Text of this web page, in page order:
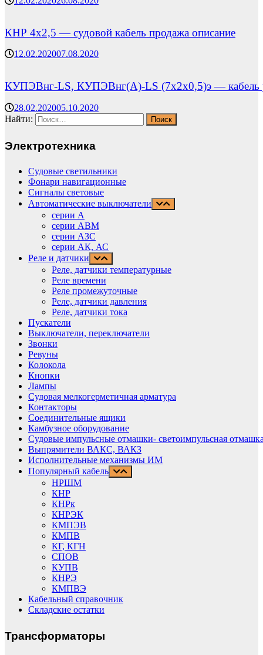
КНР 4х2,5 — судовой кабель продажа описание
12.02.202007.08.2020
КУПЭВнг-LS, КУПЭВнг(А)-LS (7х2х0,5)э — кабель
28.02.202005.10.2020
Найти:
Электротехника
Судовые светильники
Фонари навигационные
Сигналы световые
Автоматические выключатели
серии А
серии АВМ
cерии АЗС
серии АК, АС
Реле и датчики
Реле, датчики температурные
Реле времени
Реле промежуточные
Реле, датчики давления
Реле, датчики тока
Пускатели
Выключатели, переключатели
Звонки
Ревуны
Колокола
Кнопки
Лампы
Судовая мелкогерметичная арматура
Контакторы
Соединительные ящики
Камбузное оборудование
Судовые импульсные отмашки- светоимпульсная
Выпрямители ВАКС, ВАКЗ
Исполнительные механизмы ИМ
Популярный кабель
НРШМ
КНР
КНРк
КНРЭК
КМПЭВ
КМПВ
КГ, КГН
СПОВ
КУПВ
КНРЭ
КМПВЭ
Кабельный справочник
Складские остатки
Трансформаторы